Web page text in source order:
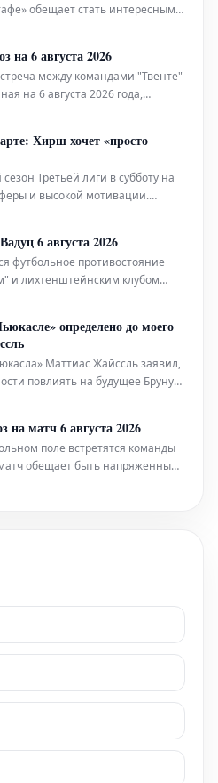
обещает стать интересным
товарищеский статус матча,
свои лучшие качества и
на 6 августа 2026
между командами "Твенте"
на 6 августа 2026 года,
Детальный
Анализ команд: "Твенте":
Хирш хочет «просто
Третьей лиги в субботу на
и высокой мотивации.
стартовый состав.
6 августа 2026
футбольное противостояние
и лихтенштейнским клубом
на кажущуюся разницу в классе
любых турниров, в которых
определено до моего
Маттиас Жайссль заявил,
повлиять на будущее Бруну
решение о дальнейшей
команды. Таким образом,
на матч 6 августа 2026
поле встретятся команды
обещает быть напряженным,
Эксперты прогнозируют,